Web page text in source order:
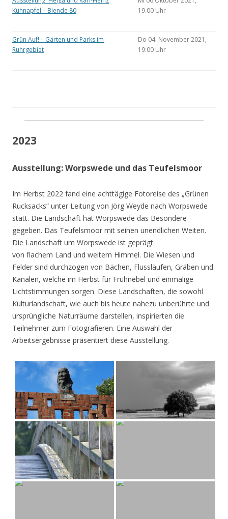
Kühnapfel – Blende 80
19.00 Uhr
Grün Auf! – Gärten und Parks im
Ruhrgebiet
Do 04. November 2021,
19:00 Uhr
2023
Ausstellung: Worpswede und das Teufelsmoor
Im Herbst 2022 fand eine achttägige Fotoreise des „Grünen
Rucksacks“ unter Leitung von Jörg Weyde nach Worpswede
statt. Die Landschaft hat Worpswede das Besondere
gegeben. Das Teufelsmoor mit seinen unendlichen Weiten.
Die Landschaft um Worpswede ist geprägt
von flachem Land und weitem Himmel. Die Wiesen und
Felder sind durchzogen von Bächen, Flussläufen, Gräben und
Kanälen, welche im Herbst für Frühnebel und einmalige
Lichtstimmungen sorgen. Diese Landschaften, die sowohl
Kulturlandschaft, wie auch bis heute nahezu unberührte und
ursprüngliche Naturräume darstellen, inspirierten die
Teilnehmer zum Fotografieren. Eine Auswahl der
Arbeitsergebnisse präsentiert diese Ausstellung.